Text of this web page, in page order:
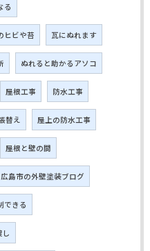
る
ヒビや苔 瓦にぬれます
ぬれると助かるアソコ
屋根工事 防水工事
替え 屋上の防水工事
屋根と壁の間
広島市の外壁塗装ブログ
できる